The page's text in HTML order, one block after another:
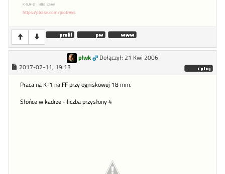
K-5,K-3| i kilka szkieł
https://pbase.com/piotreks
plwk
Dołączył: 21 Kwi 2006
2017-02-11, 19:13
Praca na K-1 na FF przy ogniskowej 18 mm.
Słońce w kadrze - liczba przysłony 4